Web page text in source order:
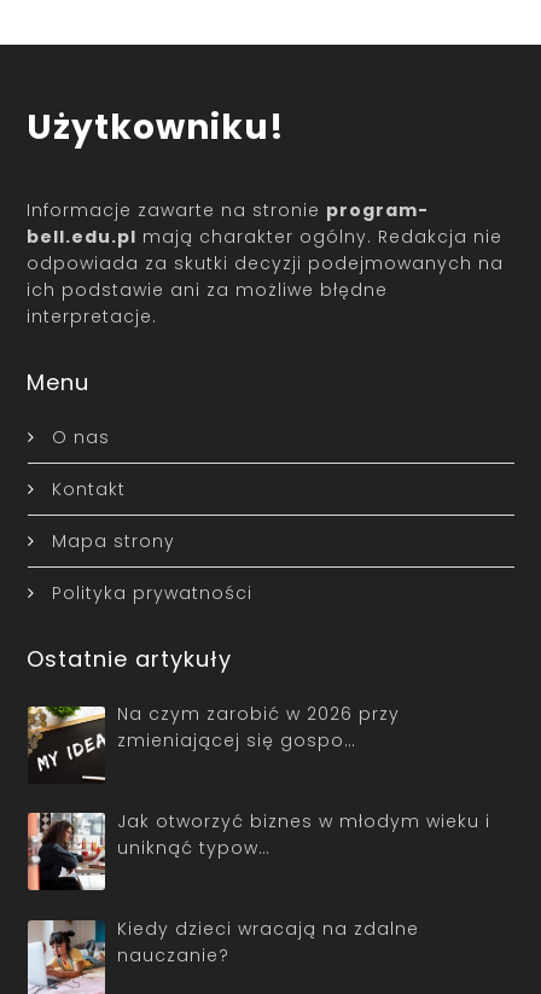
Użytkowniku!
Informacje zawarte na stronie program-
bell.edu.pl mają charakter ogólny. Redakcja nie
odpowiada za skutki decyzji podejmowanych na
ich podstawie ani za możliwe błędne
interpretacje.
Menu
O nas
Kontakt
Mapa strony
Polityka prywatności
Ostatnie artykuły
Na czym zarobić w 2026 przy
zmieniającej się gospo…
Jak otworzyć biznes w młodym wieku i
uniknąć typow…
Kiedy dzieci wracają na zdalne
nauczanie?